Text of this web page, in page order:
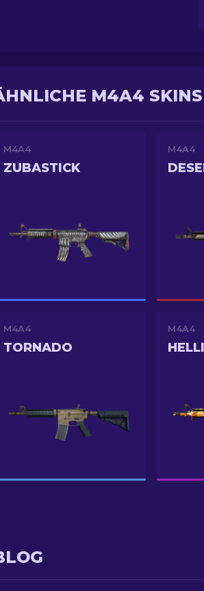
M4A4 SKINS
M4A4
ZUBASTICK
M4A4
M4A4
TORNADO
M4A4